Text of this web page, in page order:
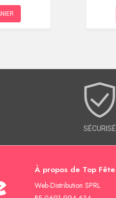
SÉCURISÉ
À propos de Top Fête
Web-Distribution SPRL